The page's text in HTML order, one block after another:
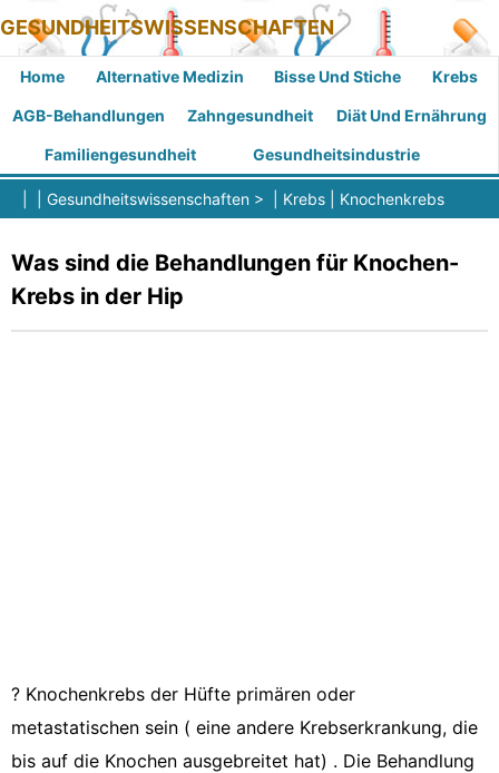
GESUNDHEITSWISSENSCHAFTEN
Home Alternative Medizin Bisse Und Stiche Krebs
AGB-Behandlungen Zahngesundheit Diät Und Ernährung
Familiengesundheit Gesundheitsindustrie
Gesundheitswissenschaften > | Krebs Knochenkrebs
Was sind die Behandlungen für Knochen-
Krebs in der Hip
? Knochenkrebs der Hüfte primären oder
metastatischen sein ( eine andere Krebserkrankung, die
bis auf die Knochen ausgebreitet hat) . Die Behandlung